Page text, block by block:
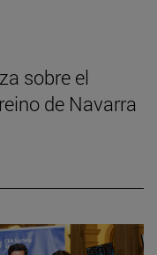
sobre el
de Navarra